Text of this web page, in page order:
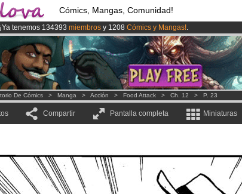
Cómics, Mangas, Comunidad!
¡Ya tenemos 134393 miembros y 1208 Cómics y Mangas!.
¡El Kickstarter Amilova está desormado lanzado!.
¡Conviertete en Premium por3.95 euros al mes!Hazte Premium ya
De Cómics > Manga > Acción > Food Attack > Ch. 12 > P. 23
Compartir Pantalla completa Miniaturas